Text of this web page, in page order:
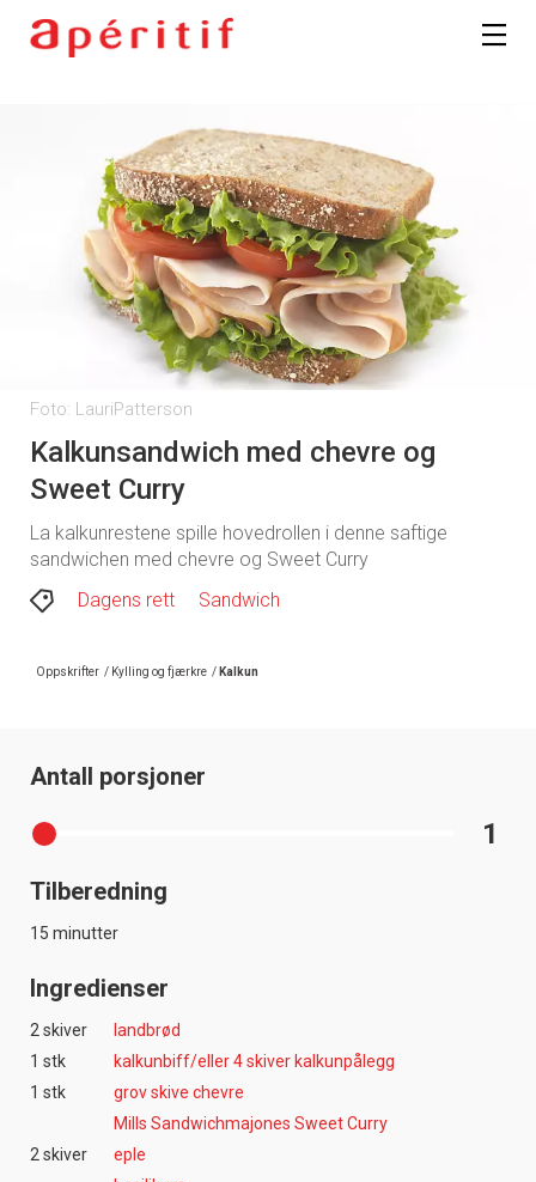
Foto: LauriPatterson
Kalkunsandwich med chevre og
Sweet Curry
La kalkunrestene spille hovedrollen i denne saftige
sandwichen med chevre og Sweet Curry
Dagens rett
Sandwich
Oppskrifter / Kylling og fjærkre / Kalkun
Antall porsjoner
1
Tilberedning
15 minutter
Ingredienser
2 skiver
landbrød
1 stk
kalkunbiff/eller 4 skiver kalkunpålegg
1 stk
grov skive chevre
Mills Sandwichmajones Sweet Curry
2 skiver
eple